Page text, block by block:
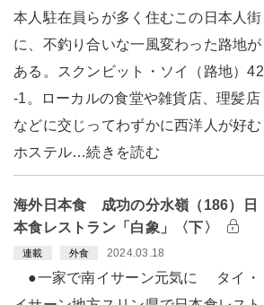
本人駐在員らが多く住むこの日本人街
に、不釣り合いな一風変わった路地が
ある。スクンビット・ソイ（路地）42
-1。ローカルの食堂や雑貨店、理髪店
などに交じってわずかに西洋人が好む
ホステル…続きを読む
海外日本食 成功の分水嶺（186）日
本食レストラン「白象」〈下〉
連載 外食 2024.03.18
●一家で南イサーン元気に タイ・